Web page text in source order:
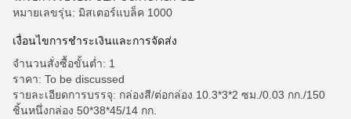
หมายเลขรุ่น: มิสเตอร์แบล็ค 1000
เงื่อนไขการชำระเงินและการจัดส่ง
จำนวนสั่งซื้อขั้นต่ำ: 1
ราคา: To be discussed
รายละเอียดการบรรจุ: กล่องสี/ต่อกล่อง 10.3*3*2 ซม./0.03 กก./150
ชิ้นหนึ่งกล่อง 50*38*45/14 กก.